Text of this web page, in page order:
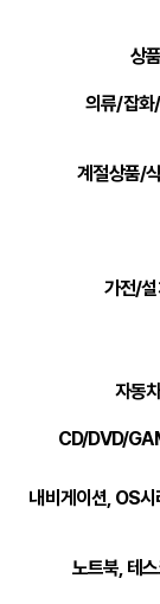
상
의류/잡화
계절상품/
가전/
자동
CD/DVD/
내비게이션, OS
노트북, 테